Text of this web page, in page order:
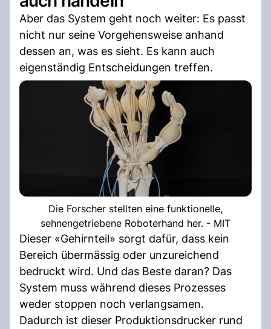
Aber das System geht noch weiter: Es passt
nicht nur seine Vorgehensweise anhand
dessen an, was es sieht. Es kann auch
eigenständig Entscheidungen treffen.
Die Forscher stellten eine funktionelle,
sehnengetriebene Roboterhand her. - MIT
Dieser «Gehirnteil» sorgt dafür, dass kein
Bereich übermässig oder unzureichend
bedruckt wird. Und das Beste daran? Das
System muss während dieses Prozesses
weder stoppen noch verlangsamen.
Dadurch ist dieser Produktionsdrucker rund